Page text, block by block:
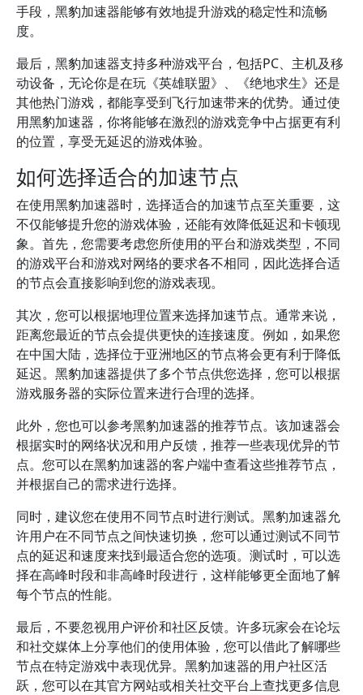
手段，黑豹加速器能够有效地提升游戏的稳定性和流畅
度。
最后，黑豹加速器支持多种游戏平台，包括PC、主机及移
动设备，无论你是在玩《英雄联盟》、《绝地求生》还是
其他热门游戏，都能享受到飞行加速带来的优势。通过使
用黑豹加速器，你将能够在激烈的游戏竞争中占据更有利
的位置，享受无延迟的游戏体验。
如何选择适合的加速节点
在使用黑豹加速器时，选择适合的加速节点至关重要，这
不仅能够提升您的游戏体验，还能有效降低延迟和卡顿现
象。首先，您需要考虑您所使用的平台和游戏类型，不同
的游戏平台和游戏对网络的要求各不相同，因此选择合适
的节点会直接影响到您的游戏表现。
其次，您可以根据地理位置来选择加速节点。通常来说，
距离您最近的节点会提供更快的连接速度。例如，如果您
在中国大陆，选择位于亚洲地区的节点将会更有利于降低
延迟。黑豹加速器提供了多个节点供您选择，您可以根据
游戏服务器的实际位置来进行合理的选择。
此外，您也可以参考黑豹加速器的推荐节点。该加速器会
根据实时的网络状况和用户反馈，推荐一些表现优异的节
点。您可以在黑豹加速器的客户端中查看这些推荐节点，
并根据自己的需求进行选择。
同时，建议您在使用不同节点时进行测试。黑豹加速器允
许用户在不同节点之间快速切换，您可以通过测试不同节
点的延迟和速度来找到最适合您的选项。测试时，可以选
择在高峰时段和非高峰时段进行，这样能够更全面地了解
每个节点的性能。
最后，不要忽视用户评价和社区反馈。许多玩家会在论坛
和社交媒体上分享他们的使用体验，您可以借此了解哪些
节点在特定游戏中表现优异。黑豹加速器的用户社区活
跃，您可以在其官方网站或相关社交平台上查找更多信息